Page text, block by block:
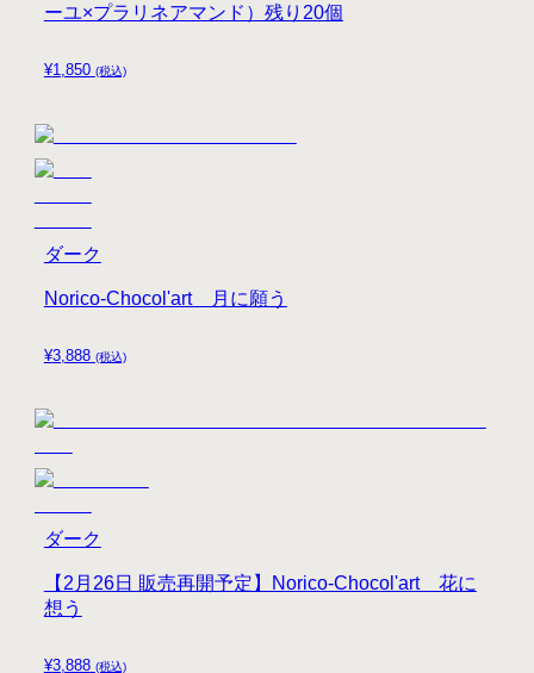
¥1,850 (税込)
ーユ×プラリネアマンド）残り20個
¥3,888 (税込)
Norico-Chocol'art 月に願う
ダーク
¥3,888 (税込)
【2月26日 販売再開予定】Norico-Chocol'art 花に
想う
ダーク